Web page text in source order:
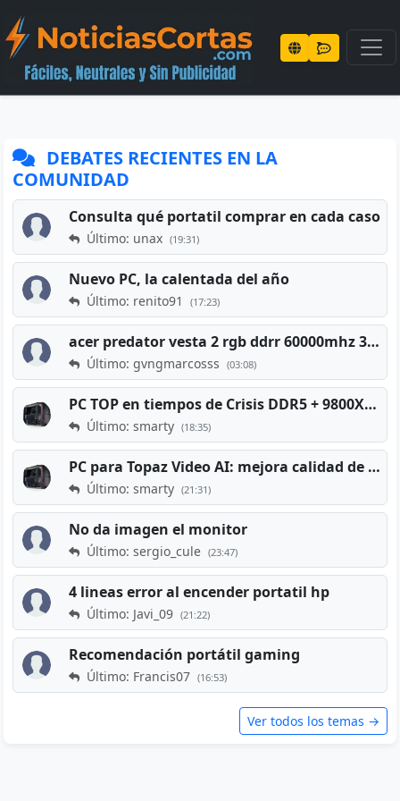
DEBATES RECIENTES EN LA
COMUNIDAD
Consulta qué portatil comprar en cada caso
Último: unax (19:31)
Nuevo PC, la calentada del año
Último: renito91 (17:23)
acer predator vesta 2 rgb ddrr 60000mhz 32gb x2 16gb
Último: gvngmarcosss (03:08)
PC TOP en tiempos de Crisis DDR5 + 9800X3D + RTX 5080 [2026][2400€]
Último: smarty (18:35)
PC para Topaz Video AI: mejora calidad de vídeos viejos
Último: smarty (21:31)
No da imagen el monitor
Último: sergio_cule (23:47)
4 lineas error al encender portatil hp
Último: Javi_09 (21:22)
Recomendación portátil gaming
Último: Francis07 (16:53)
Ver todos los temas →